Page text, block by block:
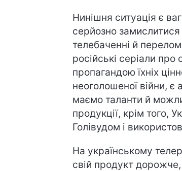
Нинішня ситуація є
серйозно
телебаченні й
російські серіали про
пропагандою їхніх
неоголошеної війни,
маємо таланти й
продукції, крім того,
Голівудом і
На українському
свій продукт